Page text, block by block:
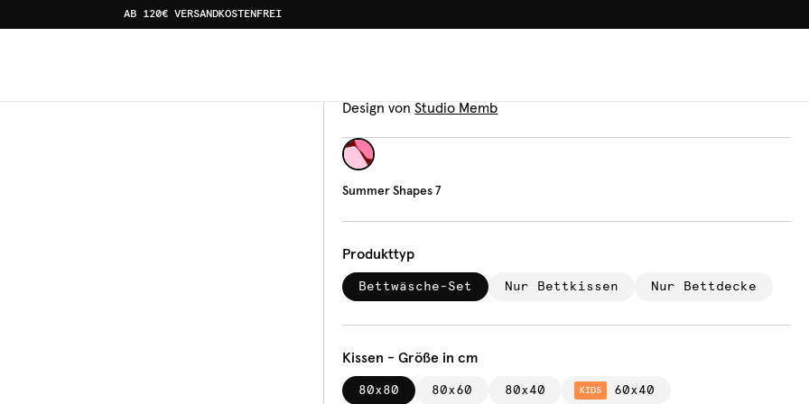
AB 120€ VERSANDKOSTENFREI
Bettwäsche
Design von Studio Memb
Summer Shapes 7
Produkttyp
Bettwäsche-Set Nur Bettkissen Nur Bettdecke
Kissen - Größe in cm
80x80 80x60 80x40 KIDS 60x40